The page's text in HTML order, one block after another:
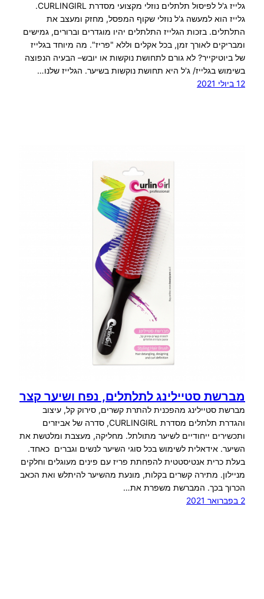
גלייז ג'ל לפיסול תלתלים נוזלי מקצועי מסדרת CURLINGIRL.
גלייז הוא למעשה ג'ל נוזלי שקוף המפסל, מחזק ומעצב את
התלתלים. בזכות הגלייז התלתלים יהיו מוגדרים וברורים, גמישים
ומבריקים לאורך זמן, בכל אקלים וללא "פריז". מה מיוחד בגלייז
של ביוטיקייר? לא גורם לתחושת נוקשות או יובש– הבעיה הנפוצה
בשימוש בגלייז/ ג'ל היא תחושת נוקשות בשיער. הגלייז שלנו…
12 ביולי 2021
מברשת סטיילינג לתלתלים, נפח ושיער קצר
מברשת סטיילינג מהפכנית להתרת קשרים, סירוק קל, עיצוב
והגדרת תלתלים מסדרת CURLINGIRL, סדרה של אביזרים
ותכשירים ייחודיים לשיער מתולתל. מחליקה, מעצבת ומלטשת את
השיער. אידאלית לשימוש בכל סוגי השיער לנשים וגברים כאחד.
בעלת כרית אנטיסטטית להפחתת פריז עם פינים מעוגלים וחלקים
מניילון. מתירה קשרים בקלות, מונעת מהשיער להיתלש ואת הכאב
הכרוך בכך. המברשת משפרת את…
2 בפברואר 2021